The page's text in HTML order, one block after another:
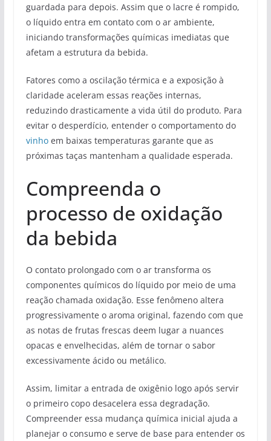
guardada para depois. Assim que o lacre é rompido,
o líquido entra em contato com o ar ambiente,
iniciando transformações químicas imediatas que
afetam a estrutura da bebida.
Fatores como a oscilação térmica e a exposição à
claridade aceleram essas reações internas,
reduzindo drasticamente a vida útil do produto. Para
evitar o desperdício, entender o comportamento do
vinhoem baixas temperaturas garante que as
próximas taças mantenham a qualidade esperada.
Compreenda o
processo de oxidação
da bebida
O contato prolongado com o ar transforma os
componentes químicos do líquido por meio de uma
reação chamada oxidação. Esse fenômeno altera
progressivamente o aroma original, fazendo com que
as notas de frutas frescas deem lugar a nuances
opacas e envelhecidas, além de tornar o sabor
excessivamente ácido ou metálico.
Assim, limitar a entrada de oxigênio logo após servir
o primeiro copo desacelera essa degradação.
Compreender essa mudança química inicial ajuda a
planejar o consumo e serve de base para entender os